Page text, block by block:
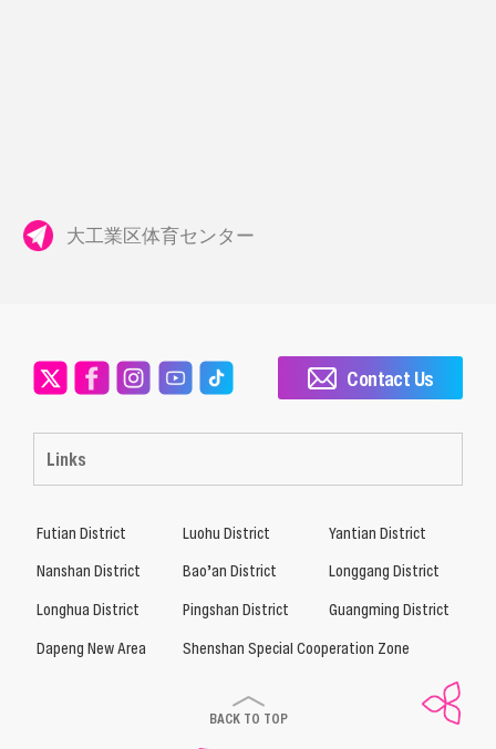
大工業区体育センター
Links
Contact Us
Futian District Luohu District
Yantian District
Nanshan District
Bao’an District
Longgang District
Longhua District
Pingshan District
Guangming District
Dapeng New Area
Shenshan Special Cooperation Zone
BACK TO TOP